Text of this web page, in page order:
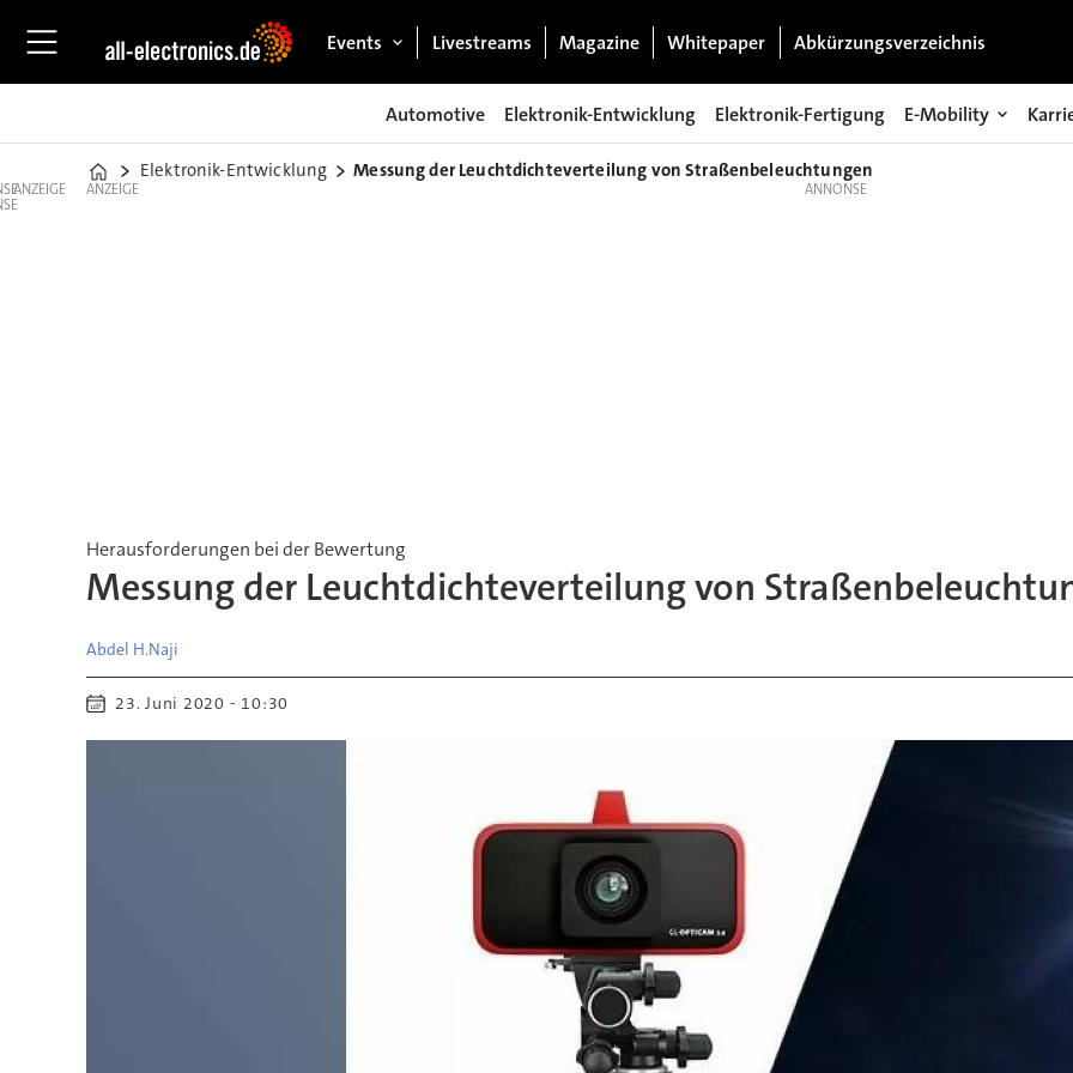
Events Livestreams Magazine Whitepaper Abkürzungsverzeichnis
Automotive Elektronik-Entwicklung Elektronik-Fertigung E-Mobility
Home
Elektronik-Entwicklung Messung der Leuchtdichteverteilung von Straßenbeleuchtungen
ANZEIGE ANZEIGE
Herausforderungen bei der Bewertung
Messung der Leuchtdichteverteilung von
Abdel H.Naji
23. Juni 2020 - 10:30